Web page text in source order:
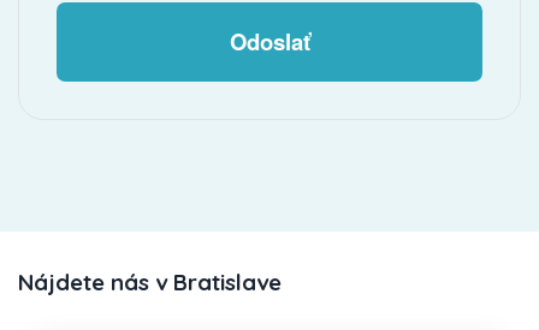
Odoslať
Nájdete nás v Bratislave